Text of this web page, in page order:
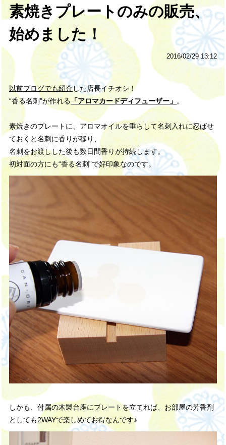
素焼きプレートのみの販売、
始めました！
2016/02/29 13:12
以前ブログでも紹介した店長イチオシ！
“香る名刺”が作れる 「アロマカードディフューザー」 。
素焼きのプレートに、アロマオイルを垂らして名刺入れに忍ばせ
ておくと名刺に香りが移り、
名刺をお渡しした後も数日間香りが持続します。
初対面の方にも“香る名刺”で好印象なのです。
しかも、付属の木製台座にプレートを立てれば、お部屋の芳香剤
としても2WAYで楽しめてお得なんです♪